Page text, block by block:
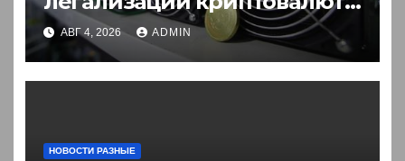
в России. Что нужно знать
АВГ 4, 2026 ADMIN
НОВОСТИ РАЗНЫЕ